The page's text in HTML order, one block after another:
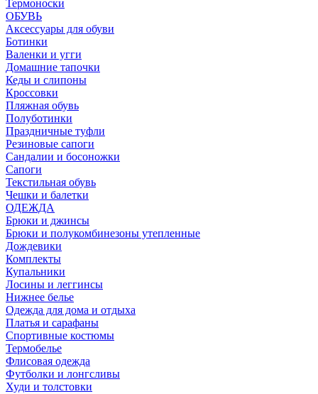
Термоноски
ОБУВЬ
Аксессуары для обуви
Ботинки
Валенки и угги
Домашние тапочки
Кеды и слипоны
Кроссовки
Пляжная обувь
Полуботинки
Праздничные туфли
Резиновые сапоги
Сандалии и босоножки
Сапоги
Текстильная обувь
Чешки и балетки
ОДЕЖДА
Брюки и джинсы
Брюки и полукомбинезоны утепленные
Дождевики
Комплекты
Купальники
Лосины и леггинсы
Нижнее белье
Одежда для дома и отдыха
Платья и сарафаны
Спортивные костюмы
Термобелье
Флисовая одежда
Футболки и лонгсливы
Худи и толстовки